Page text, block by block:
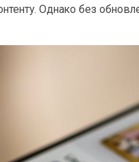
Однако без